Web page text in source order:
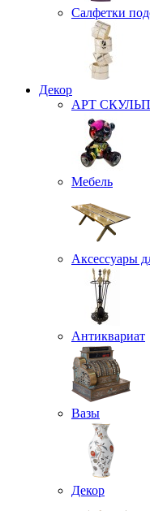
Салфетки
Декор
АРТ
Мебель
Аксессуары
Антиквариат
Вазы
Декор